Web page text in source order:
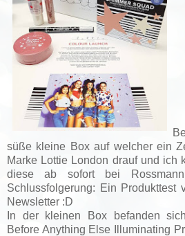
süße kleine Box auf welcher ein
Marke Lottie London drauf und ich
diese ab sofort bei
Schlussfolgerung: Ein Produkttest
Newsletter :D
In der kleinen Box befanden
Before Anything Else Illuminating